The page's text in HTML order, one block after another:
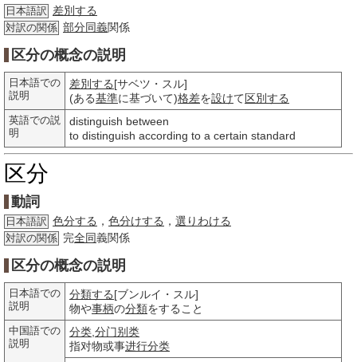
日本語訳 差別する
対訳の関係 部分同義関係
区分の概念の説明
日本語での
説明
差別する[サベツ・スル]
(ある基準に基づいて)格差を設けて区別する
英語での説
明
distinguish between
to distinguish according to a certain standard
区分
動詞
日本語訳 色分する ， 色分けする ， 選りわける
対訳の関係 完全同義関係
区分の概念の説明
日本語での
説明
分類する[ブンルイ・スル]
物や事柄の分類をすること
中国語での
説明
分类 分门别类
指对物或事进行分类